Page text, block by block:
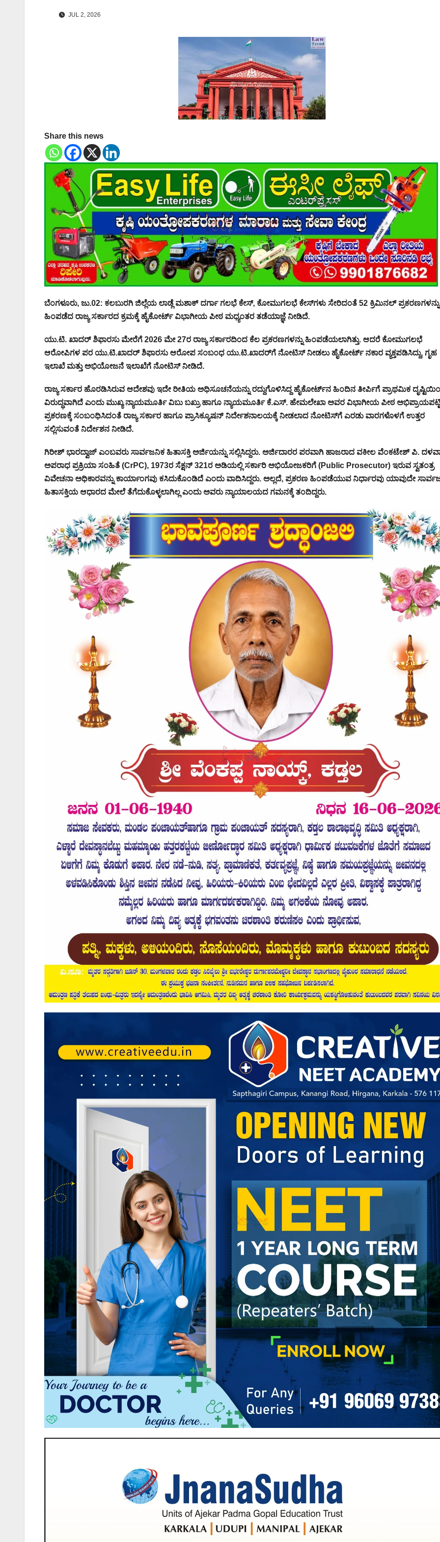
JUL 2, 2026
Share this news
ಬೆಂಗಳೂರು, ಜು.02: ಕಲಬುರಗಿ ಜಿಲ್ಲೆಯ ಲಾಡ್ಲೆ ಮಶಾಕ್ ದರ್ಗಾ ಗಲಭೆ ಕೇಸ್, ಕೋಮುಗಲಭೆ ಕೇಸ್​ಗಳು ಸೇರಿದಂತೆ 52 ಕ್ರಿಮಿನಲ್ ಪ್ರಕರಣಗಳನ್ನು
ಹಿಂಪಡೆದ ರಾಜ್ಯ ಸರ್ಕಾರದ ಕ್ರಮಕ್ಕೆ ಹೈಕೋರ್ಟ್ ವಿಭಾಗೀಯ ಪೀಠ ಮಧ್ಯಂತರ ತಡೆಯಾಜ್ಞೆ ನೀಡಿದೆ.
ಯು.ಟಿ. ಖಾದರ್ ಶಿಫಾರಸು ಮೇರೆಗೆ 2026 ಮೇ 27ರ ರಾಜ್ಯ ಸರ್ಕಾರದಿಂದ ಕೆಲ ಪ್ರಕರಣಗಳನ್ನು ಹಿಂಪಡೆಯಲಾಗಿತ್ತು. ಆದರೆ ಕೋಮುಗಲಭೆ
ಆರೋಪಿಗಳ ಪರ ಯು.ಟಿ.ಖಾದರ್ ಶಿಫಾರಸು ಆರೋಪ ಸಂಬಂಧ ಯು.ಟಿ.ಖಾದರ್​ಗೆ ನೋಟಿಸ್ ನೀಡಲು ಹೈಕೋರ್ಟ್ ನಕಾರ ವ್ಯಕ್ತಪಡಿಸಿದ್ದು, ಗೃಹ
ಇಲಾಖೆ ಮತ್ತು ಅಭಿಯೋಜನೆ ಇಲಾಖೆಗೆ ನೋಟಿಸ್ ನೀಡಿದೆ.
ರಾಜ್ಯ ಸರ್ಕಾರ ಹೊರಡಿಸಿರುವ ಆದೇಶವು ಇದೇ ರೀತಿಯ ಅಧಿಸೂಚನೆಯನ್ನು ರದ್ದುಗೊಳಿಸಿದ್ದ ಹೈಕೋರ್ಟ್‌ನ ಹಿಂದಿನ ತೀರ್ಪಿಗೆ ಪ್ರಾಥಮಿಕ
ವಿರುದ್ಧವಾಗಿದೆ ಎಂದು ಮುಖ್ಯ ನ್ಯಾಯಮೂರ್ತಿ ವಿಬು ಬಖ್ರು ಹಾಗೂ ನ್ಯಾಯಮೂರ್ತಿ ಕೆ.ಎಸ್. ಹೇಮಲೇಖಾ ಅವರ ವಿಭಾಗೀಯ ಪೀಠ
ಪ್ರಕರಣಕ್ಕೆ ಸಂಬಂಧಿಸಿದಂತೆ ರಾಜ್ಯ ಸರ್ಕಾರ ಹಾಗೂ ಪ್ರಾಸಿಕ್ಯೂಷನ್ ನಿರ್ದೇಶನಾಲಯಕ್ಕೆ ನೀಡಲಾದ ನೋಟಿಸ್​​ಗೆ ಎರಡು ವಾರಗಳೊಳಗೆ ಉತ್ತರ
ಸಲ್ಲಿಸುವಂತೆ ನಿರ್ದೇಶನ ನೀಡಿದೆ.
ಗಿರೀಶ್ ಭಾರದ್ವಾಜ್ ಎಂಬವರು ಸಾರ್ವಜನಿಕ ಹಿತಾಸಕ್ತಿ ಅರ್ಜಿಯನ್ನು ಸಲ್ಲಿಸಿದ್ದರು. ಅರ್ಜಿದಾರರ ಪರವಾಗಿ ಹಾಜರಾದ ವಕೀಲ ವೆಂಕಟೇಶ್ ಪಿ.
ಅಪರಾಧ ಪ್ರಕ್ರಿಯಾ ಸಂಹಿತೆ (CrPC), 1973ರ ಸೆಕ್ಷನ್ 321ರ ಅಡಿಯಲ್ಲಿ ಸರ್ಕಾರಿ ಅಭಿಯೋಜಕರಿಗೆ (Public Prosecutor) ಇರುವ ಸ್ವತಂತ್ರ
ವಿವೇಚನಾ ಅಧಿಕಾರವನ್ನು ಕಾರ್ಯಾಂಗವು ಕಸಿದುಕೊಂಡಿದೆ ಎಂದು ವಾದಿಸಿದ್ದರು. ಅಲ್ಲದೆ, ಪ್ರಕರಣ ಹಿಂಪಡೆಯುವ ನಿರ್ಧಾರವು ಯಾವುದೇ
ಹಿತಾಸಕ್ತಿಯ ಆಧಾರದ ಮೇಲೆ ತೆಗೆದುಕೊಳ್ಳಲಾಗಿಲ್ಲ ಎಂದು ಅವರು ನ್ಯಾಯಾಲಯದ ಗಮನಕ್ಕೆ ತಂದಿದ್ದರು.